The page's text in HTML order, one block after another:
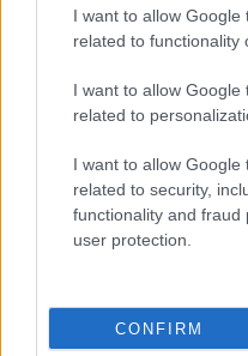
I want to allow Google
related to functionality
I want to allow Google
related to
I want to allow Google
related to security,
functionality and
user protection.
CONFIRM
Felkészülési szezon 5.
Croke Park, Dublin
2 nap 14 óra 53 perc 44
AC MilanvsManchester
ELŐZŐ MÉRKŐZÉSEK
Támogatás